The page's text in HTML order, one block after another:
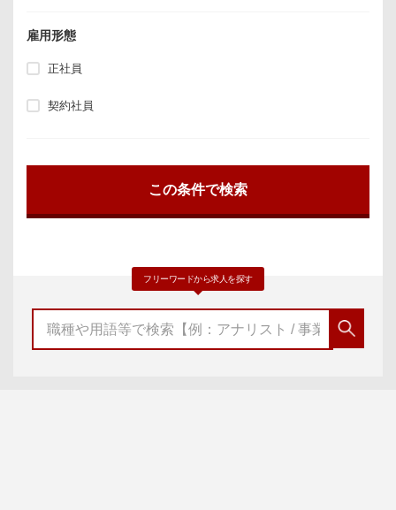
雇用形態
正社員
契約社員
フリーワードから求人を探す